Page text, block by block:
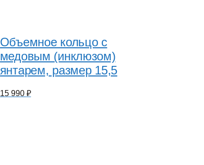
Объемное кольцо с
медовым (инклюзом)
янтарем, размер 15,5
15 990 ₽